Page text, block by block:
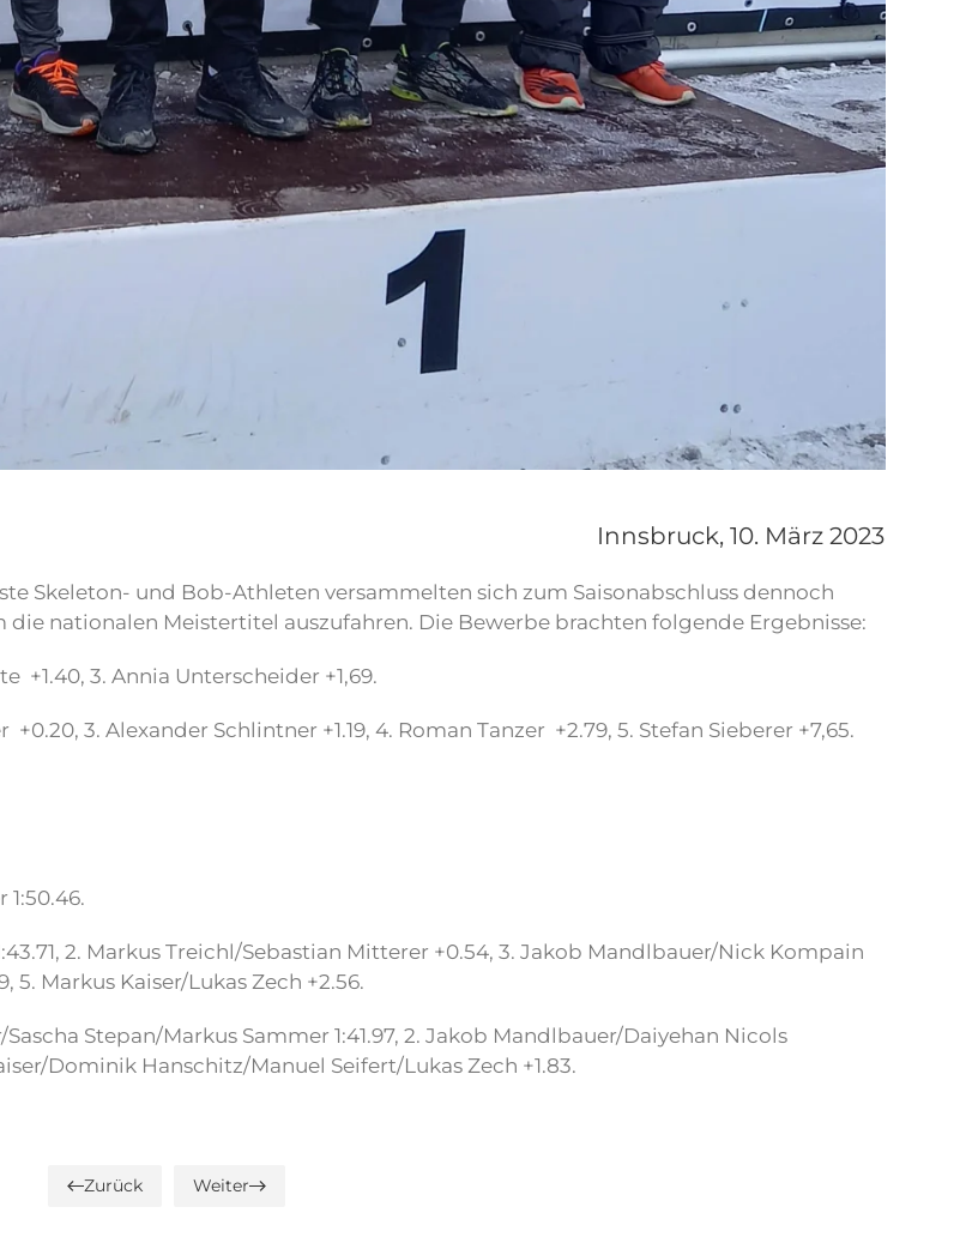
Innsbruck, 10. März 2023
Skeleton- und Bob-Athleten versammelten sich zum Saisonabschluss dennoch
nationalen Meistertitel auszufahren. Die Bewerbe brachten folgende Ergebnisse:
+1.40, 3. Annia Unterscheider +1,69.
+0.20, 3. Alexander Schlintner +1.19, 4. Roman Tanzer +2.79, 5. Stefan Sieberer +7,65.
2. Markus Treichl/Sebastian Mitterer +0.54, 3. Jakob Mandlbauer/Nick Kompain
5. Markus Kaiser/Lukas Zech +2.56.
Stepan/Markus Sammer 1:41.97, 2. Jakob Mandlbauer/Daiyehan Nicols
Dominik Hanschitz/Manuel Seifert/Lukas Zech +1.83.
Zurück Weiter